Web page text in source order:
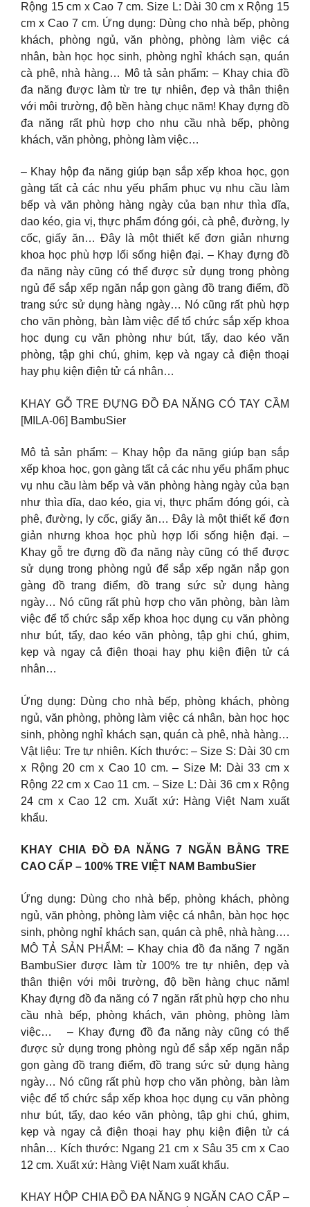
Rộng 15 cm x Cao 7 cm. Size L: Dài 30 cm x Rộng 15
cm x Cao 7 cm. Ứng dụng: Dùng cho nhà bếp, phòng
khách, phòng ngủ, văn phòng, phòng làm việc cá
nhân, bàn học học sinh, phòng nghỉ khách sạn, quán
cà phê, nhà hàng… Mô tả sản phẩm: – Khay chia đồ
đa năng được làm từ tre tự nhiên, đẹp và thân thiện
với môi trường, độ bền hàng chục năm! Khay đựng đồ
đa năng rất phù hợp cho nhu cầu nhà bếp, phòng
khách, văn phòng, phòng làm việc…
– Khay hộp đa năng giúp bạn sắp xếp khoa học, gọn
gàng tất cả các nhu yếu phẩm phục vụ nhu cầu làm
bếp và văn phòng hàng ngày của bạn như thìa dĩa,
dao kéo, gia vị, thực phẩm đóng gói, cà phê, đường, ly
cốc, giấy ăn… Đây là một thiết kế đơn giản nhưng
khoa học phù hợp lối sống hiện đại. – Khay đựng đồ
đa năng này cũng có thể được sử dụng trong phòng
ngủ để sắp xếp ngăn nắp gọn gàng đồ trang điểm, đồ
trang sức sử dụng hàng ngày… Nó cũng rất phù hợp
cho văn phòng, bàn làm việc để tổ chức sắp xếp khoa
học dụng cụ văn phòng như bút, tẩy, dao kéo văn
phòng, tập ghi chú, ghim, kẹp và ngay cả điện thoại
hay phụ kiện điện tử cá nhân…
KHAY GỖ TRE ĐỰNG ĐỒ ĐA NĂNG CÓ TAY CẦM
[MILA-06] BambuSier
Mô tả sản phẩm: – Khay hộp đa năng giúp bạn sắp
xếp khoa học, gọn gàng tất cả các nhu yếu phẩm phục
vụ nhu cầu làm bếp và văn phòng hàng ngày của bạn
như thìa dĩa, dao kéo, gia vị, thực phẩm đóng gói, cà
phê, đường, ly cốc, giấy ăn… Đây là một thiết kế đơn
giản nhưng khoa học phù hợp lối sống hiện đại. –
Khay gỗ tre đựng đồ đa năng này cũng có thể được
sử dụng trong phòng ngủ để sắp xếp ngăn nắp gọn
gàng đồ trang điểm, đồ trang sức sử dụng hàng
ngày… Nó cũng rất phù hợp cho văn phòng, bàn làm
việc để tổ chức sắp xếp khoa học dụng cụ văn phòng
như bút, tẩy, dao kéo văn phòng, tập ghi chú, ghim,
kẹp và ngay cả điện thoại hay phụ kiện điện tử cá
nhân…
Ứng dụng: Dùng cho nhà bếp, phòng khách, phòng
ngủ, văn phòng, phòng làm việc cá nhân, bàn học học
sinh, phòng nghỉ khách sạn, quán cà phê, nhà hàng…
Vật liệu: Tre tự nhiên. Kích thước: – Size S: Dài 30 cm
x Rộng 20 cm x Cao 10 cm. – Size M: Dài 33 cm x
Rộng 22 cm x Cao 11 cm. – Size L: Dài 36 cm x Rộng
24 cm x Cao 12 cm. Xuất xứ: Hàng Việt Nam xuất
khẩu.
KHAY CHIA ĐỒ ĐA NĂNG 7 NGĂN BẰNG TRE
CAO CẤP – 100% TRE VIỆT NAM BambuSier
Ứng dụng: Dùng cho nhà bếp, phòng khách, phòng
ngủ, văn phòng, phòng làm việc cá nhân, bàn học học
sinh, phòng nghỉ khách sạn, quán cà phê, nhà hàng….
MÔ TẢ SẢN PHẨM: – Khay chia đồ đa năng 7 ngăn
BambuSier được làm từ 100% tre tự nhiên, đẹp và
thân thiện với môi trường, độ bền hàng chục năm!
Khay đựng đồ đa năng có 7 ngăn rất phù hợp cho nhu
cầu nhà bếp, phòng khách, văn phòng, phòng làm
việc… – Khay đựng đồ đa năng này cũng có thể
được sử dụng trong phòng ngủ để sắp xếp ngăn nắp
gọn gàng đồ trang điểm, đồ trang sức sử dụng hàng
ngày… Nó cũng rất phù hợp cho văn phòng, bàn làm
việc để tổ chức sắp xếp khoa học dụng cụ văn phòng
như bút, tẩy, dao kéo văn phòng, tập ghi chú, ghim,
kẹp và ngay cả điện thoại hay phụ kiện điện tử cá
nhân… Kích thước: Ngang 21 cm x Sâu 35 cm x Cao
12 cm. Xuất xứ: Hàng Việt Nam xuất khẩu.
KHAY HỘP CHIA ĐỒ ĐA NĂNG 9 NGĂN CAO CẤP –